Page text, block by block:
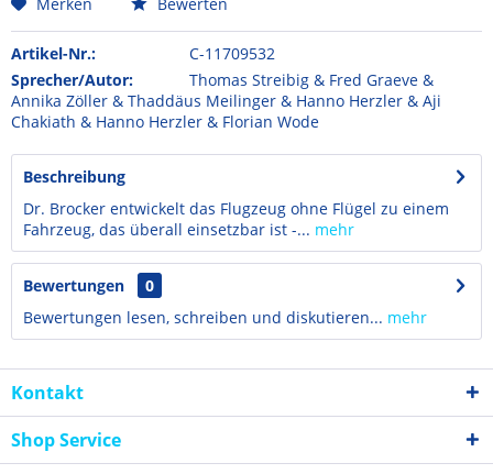
Artikel-Nr.:
C-11709532
Sprecher/Autor:
Thomas Streibig & Fred Graeve &
Annika Zöller & Thaddäus Meilinger & Hanno Herzler & Aji
Chakiath & Hanno Herzler & Florian Wode
Beschreibung
Dr. Brocker entwickelt das Flugzeug ohne Flügel zu einem
Fahrzeug, das überall einsetzbar ist -... mehr
Bewertungen
0
Bewertungen lesen, schreiben und diskutieren... mehr
Kontakt
Shop Service